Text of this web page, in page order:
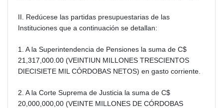
II. Redúcese las partidas presupuestarias de las
Instituciones que a continuación se detallan:
1. A la Superintendencia de Pensiones la suma de C$
21,317,000.00 (VEINTIUN MILLONES TRESCIENTOS
DIECISIETE MIL CÓRDOBAS NETOS) en gasto corriente.
2. A la Corte Suprema de Justicia la suma de C$
20,000,000,00 (VEINTE MILLONES DE CÓRDOBAS